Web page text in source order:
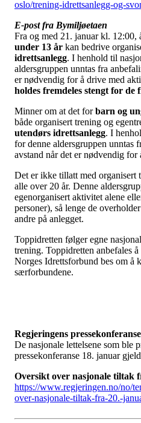
oslo/trening-idrettsanlegg-og-
E-post fra Bymiljøetaen
Fra og med 21. januar kl. 12:00,
under 13 år kan bedrive
idrettsanlegg. I henhold til
aldersgruppen unntas fra
er nødvendig for å drive med
holdes fremdeles stengt for de
Minner om at det forbarn og
både organisert trening og
utendørs idrettsanlegg. I
for denne aldersgruppen unntas
avstand når det er nødvendig
Det er ikke tillatt med organisert
alle over 20 år. Denne
egenorganisert aktivitet alene
personer), så lenge de
andre på anlegget.
Toppidretten følger egne
trening. Toppidretten anbefales
Norges Idrettsforbund bes om å
særforbundene.
Regjeringens
De nasjonale lettelsene som ble
pressekonferanse 18. januar
Oversikt over nasjonale tiltak
https://www.regjeringen.no/no/
over-nasjonale-tiltak-fra-20.-